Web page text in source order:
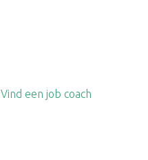
Vind een job coach